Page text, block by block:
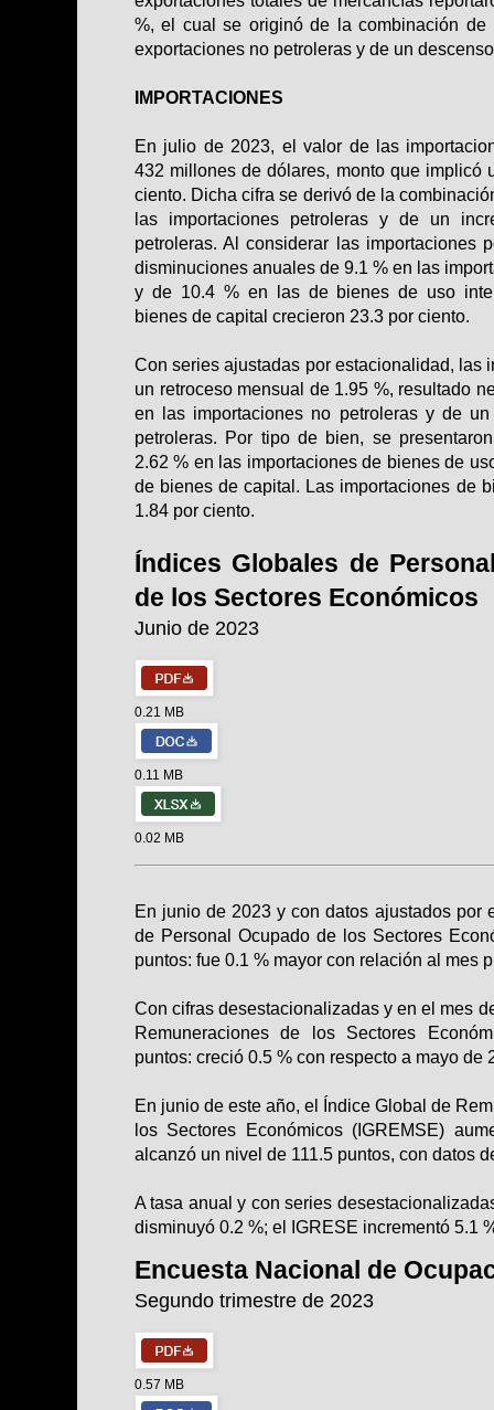
%, el cual se originó de la combinación
exportaciones no petroleras y de un
IMPORTACIONES
En julio de 2023, el valor de las
432 millones de dólares, monto que implicó
ciento. Dicha cifra se derivó de la
las importaciones petroleras y de un
petroleras. Al considerar las importaciones
disminuciones anuales de 9.1 % en las
y de 10.4 % en las de bienes de uso
bienes de capital crecieron 23.3 por ciento.
Con series ajustadas por estacionalidad, las
un retroceso mensual de 1.95 %, resultado
en las importaciones no petroleras y de
petroleras. Por tipo de bien, se
2.62 % en las importaciones de bienes de
de bienes de capital. Las importaciones de
1.84 por ciento.
Índices Globales de
de los Sectores Económicos
Junio de 2023
0.21 MB
0.11 MB
0.02 MB
En junio de 2023 y con datos ajustados por
de Personal Ocupado de los Sectores
puntos: fue 0.1 % mayor con relación al mes
Con cifras desestacionalizadas y en el mes
Remuneraciones de los Sectores
puntos: creció 0.5 % con respecto a mayo de
En junio de este año, el Índice Global de
los Sectores Económicos (IGREMSE)
alcanzó un nivel de 111.5 puntos, con datos
A tasa anual y con series
disminuyó 0.2 %; el IGRESE incrementó 5.1
Encuesta Nacional de
Segundo trimestre de 2023
0.57 MB